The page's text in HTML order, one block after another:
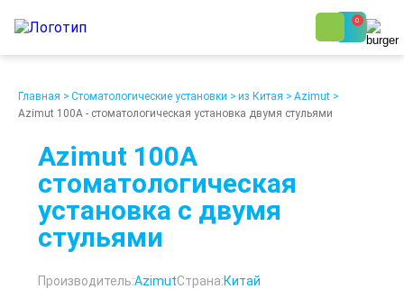
0
Ежедневно с 9:00 до 19:00
О компании
Доставка
Кредит/Лизинг
Проект клиники
Возврат
Контакты
Главная > Стоматологические установки > из Китая > Azimut >
Azimut 100A - стоматологическая установка двумя стульями
Azimut 100A
стоматологическая
установка с двумя
стульями
Производитель:AzimutСтрана:Китай